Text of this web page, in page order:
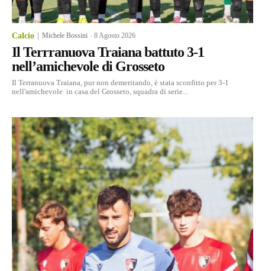
Calcio Michele Bossini -8 Agosto 2026
Il Terrranuova Traiana battuto 3-1
nell’amichevole di Grosseto
Il Terranuova Traiana, pur non demeritando, è stata sconfitto per 3-1
nell'amichevole in casa del Grosseto, squadra di serie...